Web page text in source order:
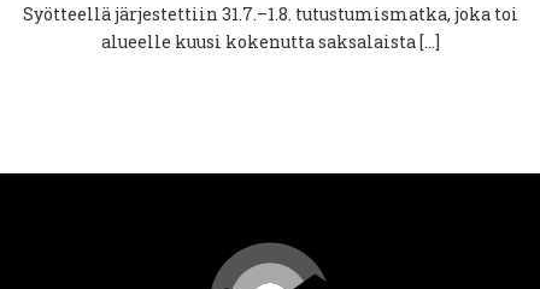
Syötteellä järjestettiin 31.7.–1.8. tutustumismatka, joka toi
alueelle kuusi kokenutta saksalaista […]